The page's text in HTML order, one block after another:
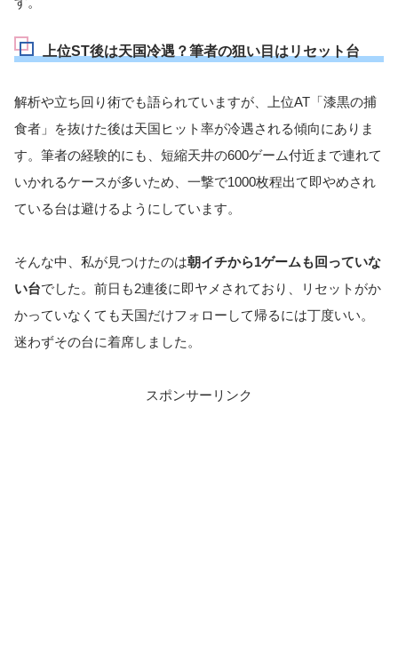
上位ST後は天国冷遇？筆者の狙い目はリセット台
解析や立ち回り術でも語られていますが、上位AT「漆黒の捕
食者」を抜けた後は天国ヒット率が冷遇される傾向にありま
す。筆者の経験的にも、短縮天井の600ゲーム付近まで連れて
いかれるケースが多いため、一撃で1000枚程出て即やめされ
ている台は避けるようにしています。
そんな中、私が見つけたのは朝イチから1ゲームも回っていな
い台でした。前日も2連後に即ヤメされており、リセットがか
かっていなくても天国だけフォローして帰るには丁度いい。
迷わずその台に着席しました。
スポンサーリンク